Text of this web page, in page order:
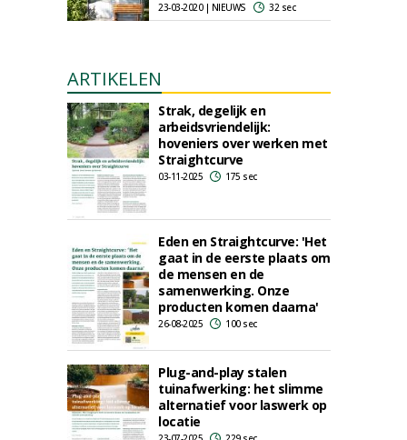
23-03-2020 | NIEUWS 32 sec
ARTIKELEN
Strak, degelijk en
arbeidsvriendelijk:
hoveniers over werken met
Straightcurve
03-11-2025 175 sec
Eden en Straightcurve: 'Het
gaat in de eerste plaats om
de mensen en de
samenwerking. Onze
producten komen daarna'
26-08-2025 100 sec
Plug-and-play stalen
tuinafwerking: het slimme
alternatief voor laswerk op
locatie